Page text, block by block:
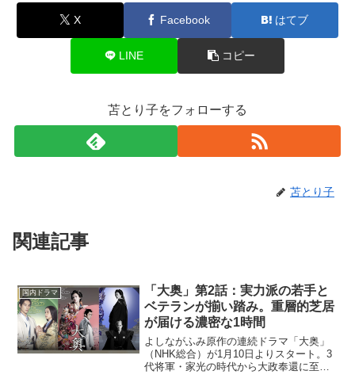
X Facebook はてブ
LINE コピー
苫とり子をフォローする
苫とり子
関連記事
国内ドラマ
「大奥」第2話：実力派の若手と
ベテランが揃い踏み。重層的芝居
が届ける濃密な1時間
よしながふみ原作の連続ドラマ「大奥」
（NHK総合）が1月10日よりスタート。3
代将軍・家光の時代から大政奉還に至る